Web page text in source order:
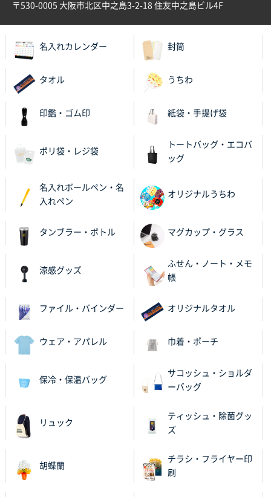
〒530-0005 大阪市北区中之島3-2-18 住友中之島ビル4F
名入れカレンダー 封筒
タオル うちわ
印鑑・ゴム印 紙袋・手提げ袋
ポリ袋・レジ袋
トートバッグ・エコバ
ッグ
名入れボールペン・名
入れペン
オリジナルうちわ
タンブラー・ボトル マグカップ・グラス
涼感グッズ
ふせん・ノート・メモ
帳
ファイル・バインダー オリジナルタオル
ウェア・アパレル 巾着・ポーチ
保冷・保温バッグ
サコッシュ・ショルダ
ーバッグ
リュック
ティッシュ・除菌グッ
ズ
胡蝶蘭
チラシ・フライヤー印
刷